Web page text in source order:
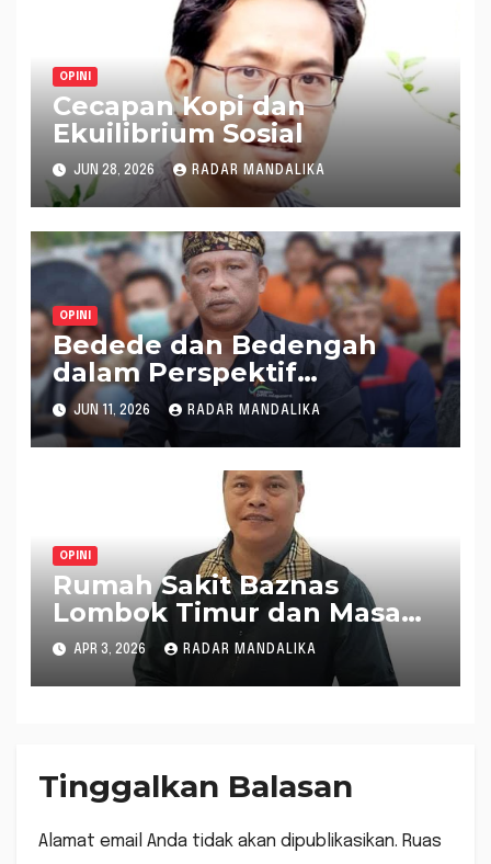
OPINI
Cecapan Kopi dan
Ekuilibrium Sosial
JUN 28, 2026 RADAR MANDALIKA
OPINI
Bedede dan Bedengah
dalam Perspektif
Penanganan Demonstrasi
Massa: Sebuah
Pendekatan Sosio-Kultural
JUN 11, 2026 RADAR MANDALIKA
OPINI
Rumah Sakit Baznas
Lombok Timur dan Masa
Depan Kesehatan Berbasis
Filantropi Islam
APR 3, 2026 RADAR MANDALIKA
Tinggalkan Balasan
Alamat email Anda tidak akan dipublikasikan. Ruas